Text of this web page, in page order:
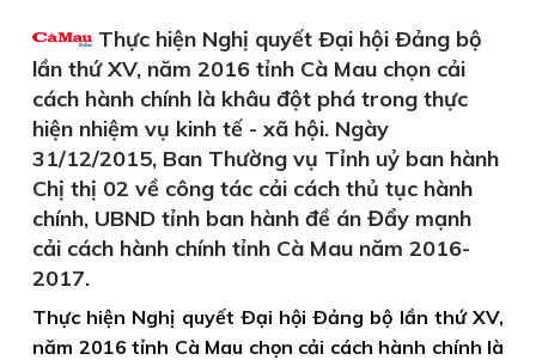
Thực hiện Nghị quyết Ðại hội Ðảng bộ
lần thứ XV, năm 2016 tỉnh Cà Mau chọn cải
cách hành chính là khâu đột phá trong thực
hiện nhiệm vụ kinh tế - xã hội. Ngày
31/12/2015, Ban Thường vụ Tỉnh uỷ ban hành
Chị thị 02 về công tác cải cách thủ tục hành
chính, UBND tỉnh ban hành đề án Đẩy mạnh
cải cách hành chính tỉnh Cà Mau năm 2016-
2017.
Thực hiện Nghị quyết Ðại hội Ðảng bộ lần thứ XV,
năm 2016 tỉnh Cà Mau chọn cải cách hành chính là